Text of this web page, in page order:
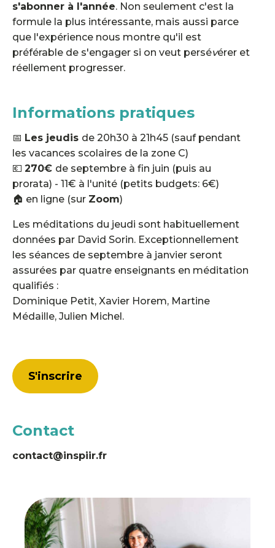
s'abonner à l'année. Non seulement c'est la
formule la plus intéressante, mais aussi parce
que l'expérience nous montre qu'il est
préférable de s'engager si on veut persévérer et
réellement progresser.
Informations pratiques
📅 Les jeudis de 20h30 à 21h45 (sauf pendant
les vacances scolaires de la zone C)
💶 270€ de septembre à fin juin (puis au
prorata) - 11€ à l'unité (petits budgets: 6€)
🏠 en ligne (sur Zoom)
Les méditations du jeudi sont habituellement
données par David Sorin. Exceptionnellement
les séances de septembre à janvier seront
assurées par quatre enseignants en méditation
qualifiés :
Dominique Petit, Xavier Horem, Martine
Médaille, Julien Michel.
S'inscrire
Contact
contact@inspiir.fr